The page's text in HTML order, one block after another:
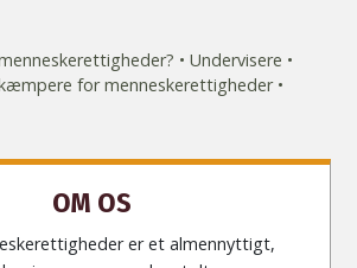
Undervisere
for menneskerettigheder
OM OS
er et almennyttigt,